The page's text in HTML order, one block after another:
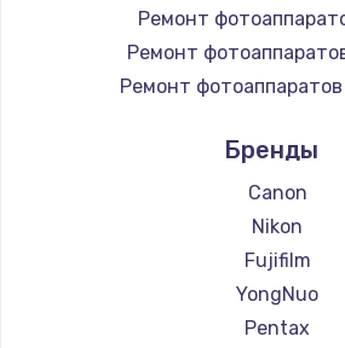
Ремонт
Ремонт
Ремонт фотоаппаратов
Ремонт
Ремонт
Бренды
Canon
Nikon
Fujifilm
YongNuo
Pentax